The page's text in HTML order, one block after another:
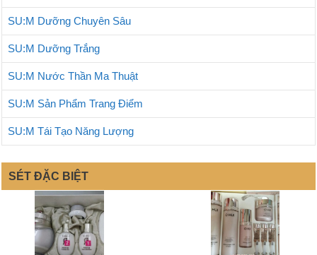
SU:M Dưỡng Chuyên Sâu
SU:M Dưỡng Trắng
SU:M Nước Thần Ma Thuật
SU:M Sản Phẩm Trang Điểm
SU:M Tái Tạo Năng Lượng
SÉT ĐẶC BIỆT